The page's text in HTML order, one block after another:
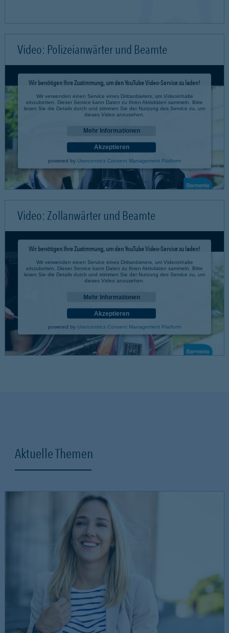
Video: Polizeianwärter und Beamte
Wir benötigen Ihre Zustimmung, um den YouTube Video-Service zu laden!
Wir verwenden einen Service eines Drittanbieters, um Videoinhalte
einzubetten. Dieser Service kann Daten zu Ihren Aktivitäten sammeln. Bitte
lesen Sie die Details durch und stimmen Sie der Nutzung des Service zu, um
dieses Video anzusehen.
Mehr Informationen
Akzeptieren
powered by Usercentrics Consent Management Platform
Video: Zollanwärter und Beamte
Wir benötigen Ihre Zustimmung, um den YouTube Video-Service zu laden!
Wir verwenden einen Service eines Drittanbieters, um Videoinhalte
einzubetten. Dieser Service kann Daten zu Ihren Aktivitäten sammeln. Bitte
lesen Sie die Details durch und stimmen Sie der Nutzung des Service zu, um
dieses Video anzusehen.
Mehr Informationen
Akzeptieren
powered by Usercentrics Consent Management Platform
Aktuelle Themen